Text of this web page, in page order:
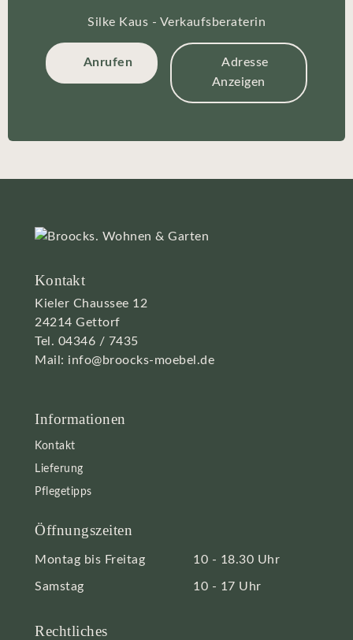
Silke Kaus - Verkaufsberaterin
Anrufen
Adresse
Anzeigen
Kontakt
Kieler Chaussee 12
24214 Gettorf
Tel. 04346 / 7435
Mail: info@broocks-moebel.de
Informationen
Kontakt
Lieferung
Pflegetipps
Öffnungszeiten
Montag bis Freitag 10 - 18.30 Uhr
Samstag 10 - 17 Uhr
Rechtliches